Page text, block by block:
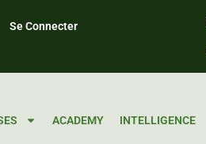
Se Connecter
ACADEMY INTELLIGENCE